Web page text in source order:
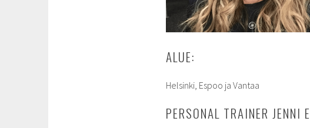
ALUE:
Helsinki, Espoo ja Vantaa
PERSONAL TRAINER JENNI